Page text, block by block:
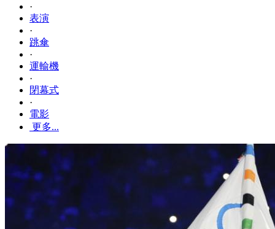
·
表演
·
跳傘
·
運輸機
·
閉幕式
·
電影
更多...